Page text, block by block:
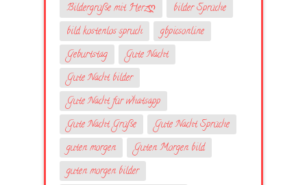
Bildergrüße mit Herzღ
bilder Sprüche
bild kostenlos spruch
gbpicsonline
Geburtstag
Gute Nacht
Gute Nacht bilder
Gute Nacht für whatsapp
Gute Nacht Grüße
Gute Nacht Sprüche
guten morgen
Guten Morgen bild
guten morgen bilder